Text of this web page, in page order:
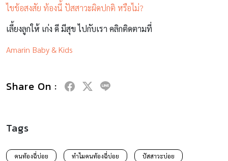
ไขข้อสงสัย ท้องนี้ ปัสสาวะผิดปกติ หรือไม่?
เลี้ยงลูกให้ เก่ง ดี มีสุข ไปกับเรา คลิกติดตามที่
Amarin Baby & Kids
Share On :
Tags
คนท้องฉี่บ่อย ทําไมคนท้องฉี่บ่อย ปัสสาวะบ่อย